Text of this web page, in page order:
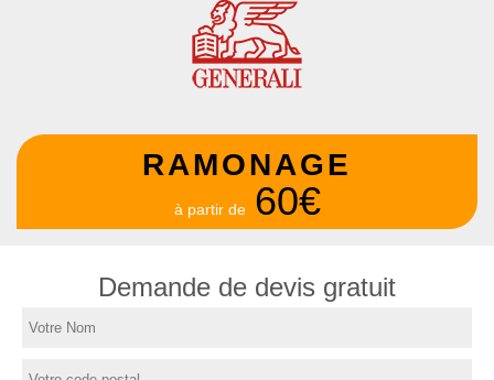
RAMONAGE
à partir de 60€
Demande de devis gratuit